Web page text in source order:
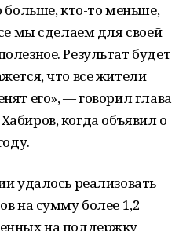
больше, кто-то меньше,
мы сделаем для своей
Результат будет
что все жители
его», — говорил глава
когда объявил о
удалось реализовать
на сумму более 1,2
на поддержку